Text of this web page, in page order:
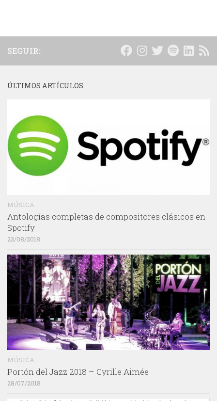
SEGUIR:
ÚLTIMOS ARTÍCULOS
MÚSICA
Antologías completas de compositores clásicos en
Spotify
23/08/2018
MÚSICA
Portón del Jazz 2018 – Cyrille Aimée
28/07/2018